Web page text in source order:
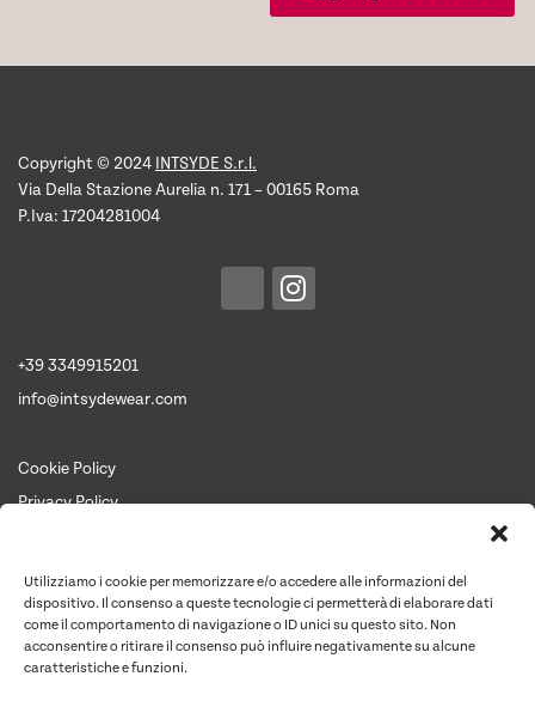
Utilizziamo i cookie per memorizzare e/o accedere alle informazioni del
dispositivo. Il consenso a queste tecnologie ci permetterà di elaborare dati
come il comportamento di navigazione o ID unici su questo sito. Non
acconsentire o ritirare il consenso può influire negativamente su alcune
caratteristiche e funzioni.
Copyright © 2024 INTSYDE S.r.l.
Via Della Stazione Aurelia n. 171 – 00165 Roma
P.Iva: 17204281004
+39 3349915201
info@intsydewear.com
Cookie Policy
Privacy Policy
Contattaci per un preventivo
Contatti